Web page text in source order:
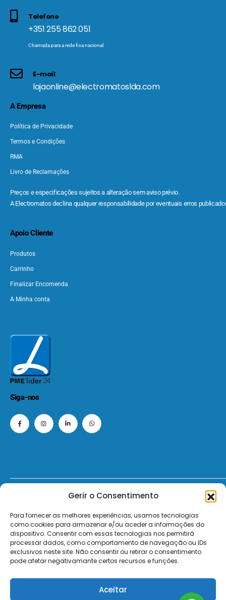
Gerir o Consentimento
Para fornecer as melhores experiências, usamos tecnologias
como cookies para armazenar e/ou aceder a informações do
dispositivo. Consentir com essas tecnologias nos permitirá
processar dados, como comportamento de navegação ou IDs
exclusivos neste site. Não consentir ou retirar o consentimento
pode afetar negativamante certos recursos e funções.
Aceitar
Telefone
+351 255 862 051
Chamada para a rede fixa nacional
E-mail
lojaonline@electromatoslda.com
A Empresa
Política de Privacidade
Termos e Condições
RMA
Livro de Reclamações
Preços e especificações sujeitos a alteração sem aviso prévio.
A Electromatos declina qualquer responsabilidade por eventuais erros
Apoio Cliente
Produtos
Carrinho
Finalizar Encomenda
A Minha conta
Siga-nos
© 2026 - ElectroMatos - Todos os direitos reservados.
Site by VC.
Pagamentos Seguros MB | MB WAY | Transferência Bancária | Payshop | Visa | Mastercard | Visa